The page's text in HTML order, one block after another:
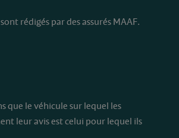
rédigés par des assurés MAAF.
que le véhicule sur lequel les
leur avis est celui pour lequel ils